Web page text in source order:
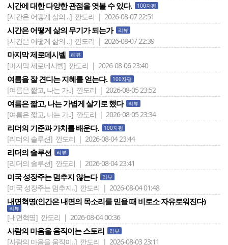
시간에 대한 다양한 관점을 엿볼 수 있다. 100자평
[시간은 어떻게 삶의 ..] 깐도리 | 2026-08-07 22:51
시간은 어떻게 삶의 무기가 되는가 리뷰
[시간은 어떻게 삶의 ..] 깐도리 | 2026-08-07 22:39
마지막 제로데시벨 리뷰
[마지막 제로데시벨] 깐도리 | 2026-08-06 23:40
여름을 잘 견디는 지혜를 얻는다. 100자평
[여름은 짧고, 나는 가..] 깐도리 | 2026-08-05 23:52
여름은 짧고, 나는 가볍게 살기로 했다 리뷰
[여름은 짧고, 나는 가..] 깐도리 | 2026-08-05 23:34
리더의 기준과 가치를 배운다. 100자평
[리더의 솔루션] 깐도리 | 2026-08-04 23:44
리더의 솔루션 리뷰
[리더의 솔루션] 깐도리 | 2026-08-04 23:41
미국 성장주는 멈추지 않는다 리뷰
[미국 성장주는 멈추지..] 깐도리 | 2026-08-04 01:48
내면혁명(인간은 내면의 목소리를 믿을 때 비로소 자유로워진다)
리뷰
[내면혁명] 깐도리 | 2026-08-04 00:36
사람의 마음을 움직이는 스토리 리뷰
[사람의 마음을 움직이..] 깐도리 | 2026-08-03 23:11